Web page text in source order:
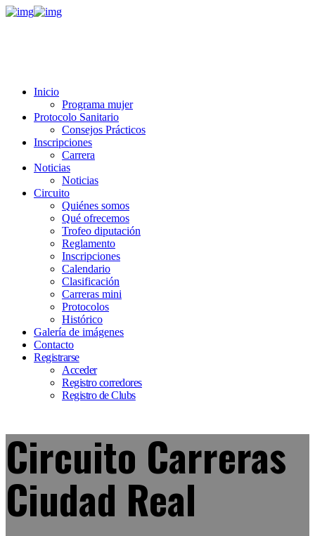
Inicio
Programa mujer
Protocolo Sanitario
Consejos Prácticos
Inscripciones
Carrera
Noticias
Noticias
Circuito
Quiénes somos
Qué ofrecemos
Trofeo diputación
Reglamento
Inscripciones
Calendario
Clasificación
Carreras mini
Protocolos
Histórico
Galería de imágenes
Contacto
Registrarse
Acceder
Registro corredores
Registro de Clubs
Circuito Carreras
Ciudad Real